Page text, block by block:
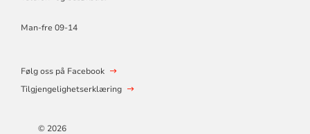
Man-fre 09-14
Følg oss på Facebook
Tilgjengelighetserklæring
© 2026